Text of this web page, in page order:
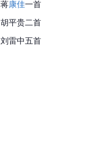
蒋康佳一首
胡平贵二首
刘雷中五首